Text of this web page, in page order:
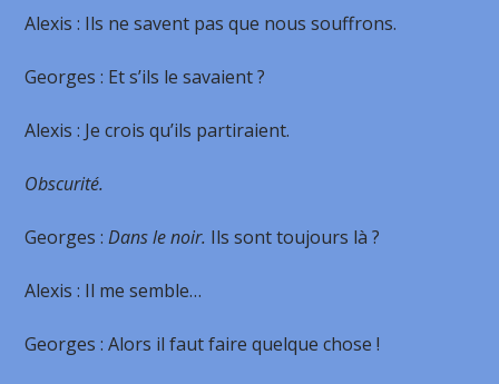
Alexis : Ils ne savent pas que nous souffrons.
Georges : Et s’ils le savaient ?
Alexis : Je crois qu’ils partiraient.
Obscurité.
Georges :Dans le noir. Ils sont toujours là ?
Alexis : Il me semble…
Georges : Alors il faut faire quelque chose !